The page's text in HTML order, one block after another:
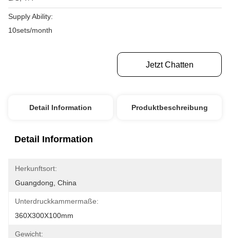
Supply Ability:
10sets/month
Jetzt Chatten
Detail Information Produktbeschreibung
Detail Information
Herkunftsort:
Guangdong, China
Unterdruckkammermaße:
360X300X100mm
Gewicht: